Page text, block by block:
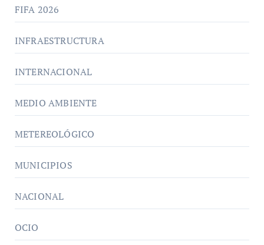
FIFA 2026
INFRAESTRUCTURA
INTERNACIONAL
MEDIO AMBIENTE
METEREOLÓGICO
MUNICIPIOS
NACIONAL
OCIO